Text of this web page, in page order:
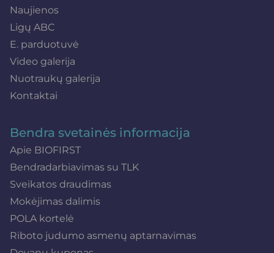
Naujienos
Ligų ABC
E. parduotuvė
Video galerija
Nuotraukų galerija
Kontaktai
Bendra svetainės informacija
Apie BIOFIRST
Bendradarbiavimas su TLK
Sveikatos draudimas
Mokėjimas dalimis
POLA kortelė
Riboto judumo asmenų aptarnavimas